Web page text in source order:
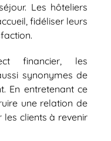
Les hôteliers
fidéliser leurs
financier, les
synonymes de
En entretenant ce
une relation de
les clients à revenir